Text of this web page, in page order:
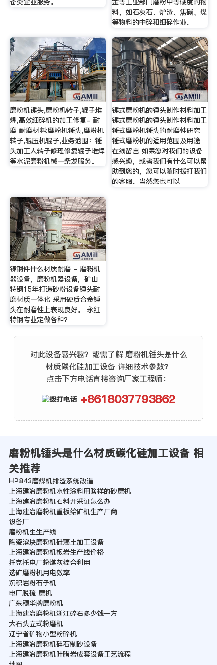
备类企业服务。
金等工业部门磨粉中等硬度的物
料，如石灰石、炉渣、焦碳、煤
等物料的中碎和细碎作业。
磨粉机锤头,磨粉机转子,辊子堆
焊,高效细碎机的加工修复- 耐
磨 耐磨材料:磨粉机锤头,磨粉机
转子,辊压机辊子,业务范围：锤
头加工大转子修理修复辊子堆焊
等水泥磨粉机械一条龙服务。
锤式磨粉机的锤头制作材料加工
锤式磨粉机的锤头制作材料加工
锤式磨粉机锤头的耐磨性研究
锤式磨粉机的适用范围及用途
在线留言 如果您对我们的设备
感兴趣，或者我们有什么可以帮
助到您的，您可以随时拨打我们
的客服。当然您也可以
铸钢件什么材质耐磨 - 磨粉机
器设备，磨粉机器设备，矿山
特钢15年打造砂粉设备锤头耐
磨材质一体化 采用硬质合金锤
头在耐磨性上表现良好。 永红
特钢专业定做各种？
对此设备感兴趣？或需了解 磨粉机锤头是什么
材质碳化硅加工设备 详细技术参数？
点击下方电话直接咨询厂家工程师：
+8618037793862
磨粉机锤头是什么材质碳化硅加工设备 相
关推荐
HP843磨煤机排渣系统改造
上海建冶磨粉机水性涂料用啥样的砂磨机
上海建冶磨粉机石料开采证怎么办
上海建冶磨粉机重板给矿机生产厂商
设备厂
磨粉机生生产线
陶瓷溶块磨粉机硅藻土加工设备
上海建冶磨粉机板岩生产线价格
托克托电厂粉煤灰综合利用
选矿磨粉机用电效率
沉积岩粉石子机
电厂脱硫 磨机
广东穗华牌磨粉机
上海建冶磨粉机浙江碎石多少钱一方
大石头立式粉磨机
辽宁省矿物小型粉碎机
上海建冶磨粉机碎石制砂设备
上海建冶磨粉机叶腊岩成套设备工艺流程